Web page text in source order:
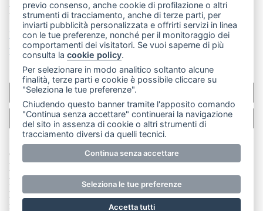
Made by VIP
Privacy policy
Cookie policy
Rivedi le tue scelte sui cookie
SCRIVICI
PER LA TUA PUBBLICITÀ
© Copyright Merateonline S.r.l. - Tutti i diritti riservati.
E' proibita la riproduzione e pubblicazione anche
parziale di testi, articoli e immagini senza la
preventiva autorizzazione scritta dell'editore. RI Lecco
numero Rea LC 291.277 - Capitale sociale 10.329,14 €
previo consenso, anche cookie di profilazione o altri
strumenti di tracciamento, anche di terze parti, per
inviarti pubblicità personalizzata e offrirti servizi in linea
con le tue preferenze, nonché per il monitoraggio dei
comportamenti dei visitatori. Se vuoi saperne di più
consulta lacookie policy.
Per selezionare in modo analitico soltanto alcune
finalità, terze parti e cookie è possibile cliccare su
"Seleziona le tue preferenze".
Chiudendo questo banner tramite l'apposito comando
"Continua senza accettare" continuerai la navigazione
del sito in assenza di cookie o altri strumenti di
tracciamento diversi da quelli tecnici.
Continua senza accettare
Seleziona le tue preferenze
Accetta tutti